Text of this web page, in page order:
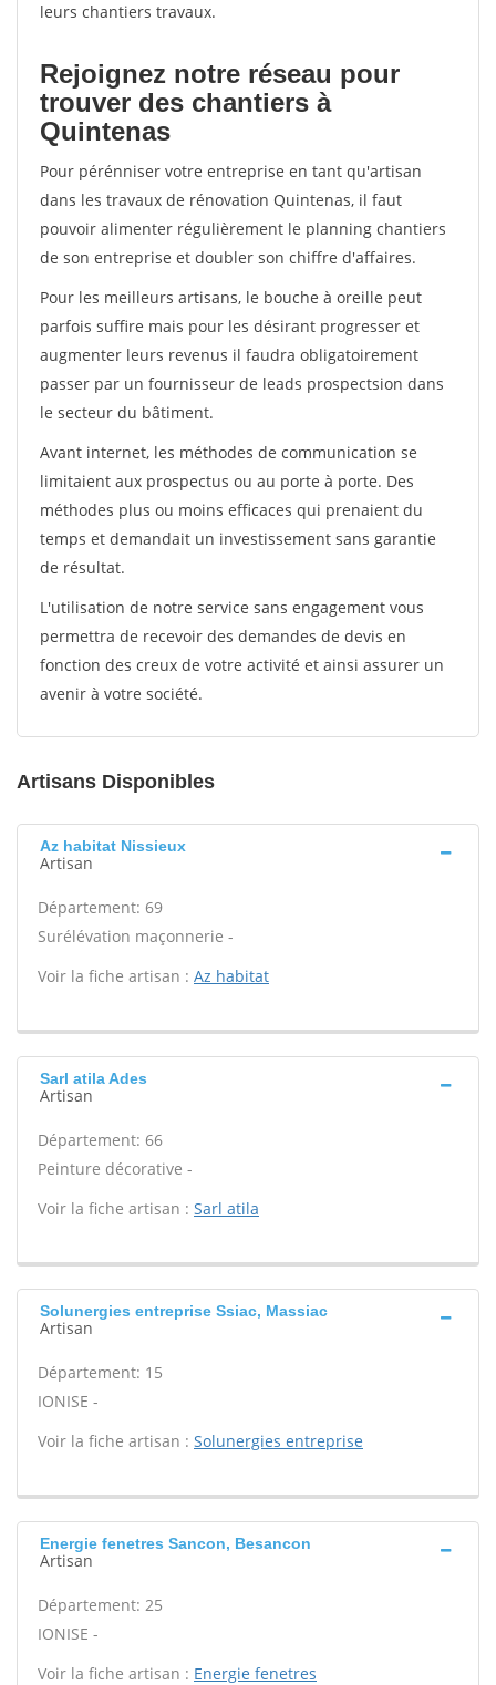
leurs chantiers travaux.
Rejoignez notre réseau pour
trouver des chantiers à
Quintenas
Pour pérénniser votre entreprise en tant qu'artisan
dans les travaux de rénovation Quintenas, il faut
pouvoir alimenter régulièrement le planning chantiers
de son entreprise et doubler son chiffre d'affaires.
Pour les meilleurs artisans, le bouche à oreille peut
parfois suffire mais pour les désirant progresser et
augmenter leurs revenus il faudra obligatoirement
passer par un fournisseur de leads prospectsion dans
le secteur du bâtiment.
Avant internet, les méthodes de communication se
limitaient aux prospectus ou au porte à porte. Des
méthodes plus ou moins efficaces qui prenaient du
temps et demandait un investissement sans garantie
de résultat.
L'utilisation de notre service sans engagement vous
permettra de recevoir des demandes de devis en
fonction des creux de votre activité et ainsi assurer un
avenir à votre société.
Artisans Disponibles
Az habitat Nissieux
Artisan
Département: 69
Surélévation maçonnerie -
Voir la fiche artisan : Az habitat
Sarl atila Ades
Artisan
Département: 66
Peinture décorative -
Voir la fiche artisan : Sarl atila
Solunergies entreprise Ssiac, Massiac
Artisan
Département: 15
IONISE -
Voir la fiche artisan : Solunergies entreprise
Energie fenetres Sancon, Besancon
Artisan
Département: 25
IONISE -
Voir la fiche artisan : Energie fenetres